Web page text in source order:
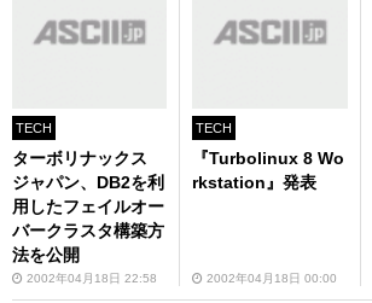
TECH
ターボリナックス
ジャパン、DB2を利
用したフェイルオー
バークラスタ構築方
法を公開
2002年04月18日 22:58
TECH
『Turbolinux 8 Wo
rkstation』発表
2002年04月18日 00:00